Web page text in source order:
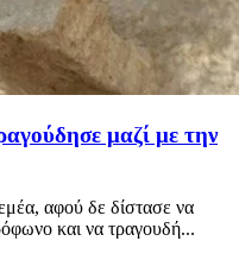
μαζί με την
αφού δε δίστασε να
και να τραγουδή...